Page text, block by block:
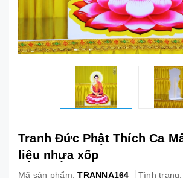
Tranh Đức Phật Thích Ca
liệu nhựa xốp
Mã sản phẩm: TRANNA164 Tình trạng: